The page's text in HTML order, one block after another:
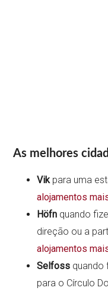
As melhores
Vikpara uma
alojamentos
Höfn quando
direção ou a
alojamentos
Selfoss quando
para o Círculo